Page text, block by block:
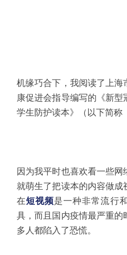
机缘巧合下，我阅读了上海
康促进会指导编写的《新型
学生防护读本》（以下简称
因为我平时也喜欢看一些网
就萌生了把读本的内容做
在短视频是一种非常流行
具，而且国内疫情最严重的
多人都陷入了恐慌。